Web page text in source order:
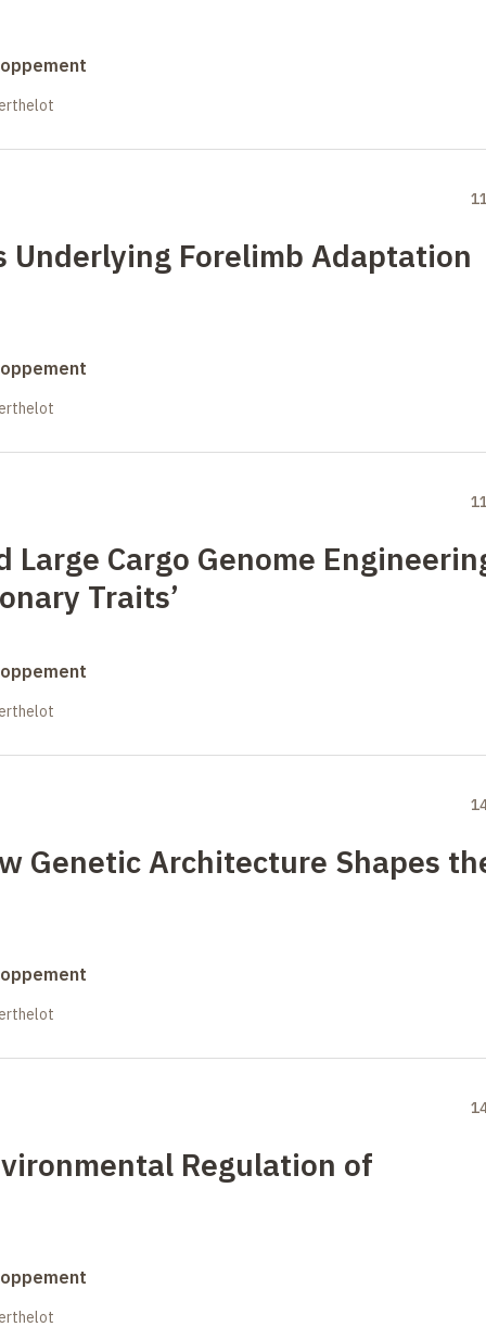
Underlying Forelimb Adaptation
Large Cargo Genome
Traits’
Genetic Architecture Shapes
Regulation of